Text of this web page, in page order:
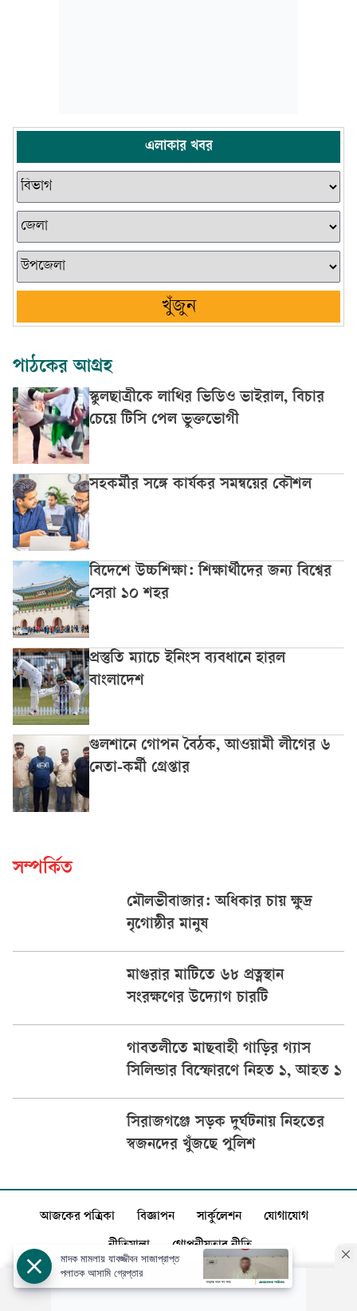
এলাকার খবর
খুঁজুন
পাঠকের আগ্রহ
স্কুলছাত্রীকে লাথির ভিডিও ভাইরাল, বিচার
চেয়ে টিসি পেল ভুক্তভোগী
সহকর্মীর সঙ্গে কার্যকর সমন্বয়ের কৌশল
বিদেশে উচ্চশিক্ষা: শিক্ষার্থীদের জন্য বিশ্বের
সেরা ১০ শহর
প্রস্তুতি ম্যাচে ইনিংস ব্যবধানে হারল
বাংলাদেশ
গুলশানে গোপন বৈঠক, আওয়ামী লীগের ৬
নেতা-কর্মী গ্রেপ্তার
সম্পর্কিত
মৌলভীবাজার: অধিকার চায় ক্ষুদ্র
নৃগোষ্ঠীর মানুষ
মাগুরার মাটিতে ৬৮ প্রত্নস্থান
সংরক্ষণের উদ্যোগ চারটি
গাবতলীতে মাছবাহী গাড়ির গ্যাস
সিলিন্ডার বিস্ফোরণে নিহত ১, আহত ১
সিরাজগঞ্জে সড়ক দুর্ঘটনায় নিহতের
স্বজনদের খুঁজছে পুলিশ
আজকের পত্রিকা বিজ্ঞাপন সার্কুলেশন যোগাযোগ
নীতিমালা গোপনীয়তার নীতি
মাদক মামলায় যাবজ্জীবন সাজাপ্রাপ্ত
পলাতক আসামি গ্রেপ্তার